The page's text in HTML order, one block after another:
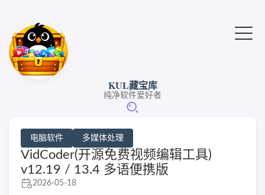
KUL藏宝库
纯净软件爱好者
电脑软件 多媒体处理
VidCoder(开源免费视频编辑工具)
v12.19 / 13.4 多语便携版
2026-05-18